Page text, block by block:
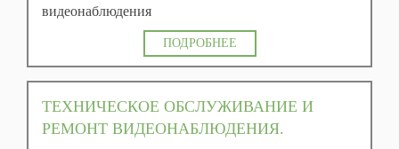
видеонаблюдения
ПОДРОБНЕЕ
ТЕХНИЧЕСКОЕ ОБСЛУЖИВАНИЕ И
РЕМОНТ ВИДЕОНАБЛЮДЕНИЯ.